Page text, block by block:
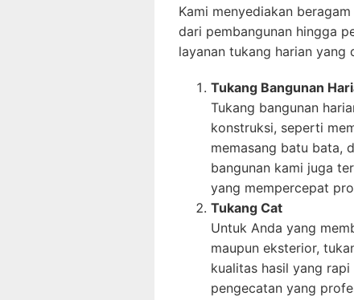
Kami menyediakan
dari pembangunan hingga
layanan tukang harian yang
Tukang Bangunan
Tukang bangunan
konstruksi, seperti
memasang batu bata,
bangunan kami juga
yang mempercepat
Tukang Cat
Untuk Anda yang
maupun eksterior,
kualitas hasil yang
pengecatan yang